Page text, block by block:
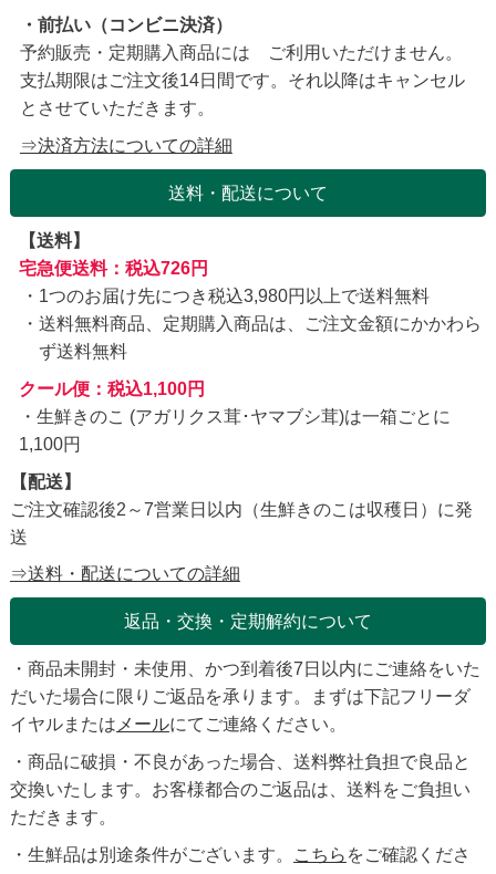
・前払い（コンビニ決済）
予約販売・定期購入商品には ご利用いただけません。
支払期限はご注文後14日間です。それ以降はキャンセル
とさせていただきます。
⇒決済方法についての詳細
送料・配送について
【送料】
宅急便送料：税込726円
1つのお届け先につき税込3,980円以上で送料無料
送料無料商品、定期購入商品は、ご注文金額にかかわら
ず送料無料
クール便：税込1,100円
・生鮮きのこ (アガリクス茸･ヤマブシ茸)は一箱ごとに
1,100円
【配送】
ご注文確認後2～7営業日以内（生鮮きのこは収穫日）に発
送
⇒送料・配送についての詳細
返品・交換・定期解約について
・商品未開封・未使用、かつ到着後7日以内にご連絡をいた
だいた場合に限りご返品を承ります。まずは下記フリーダ
イヤルまたは メールにてご連絡ください。
・商品に破損・不良があった場合、送料弊社負担で良品と
交換いたします。お客様都合のご返品は、送料をご負担い
ただきます。
・生鮮品は別途条件がございます。
こちら をご確認くださ